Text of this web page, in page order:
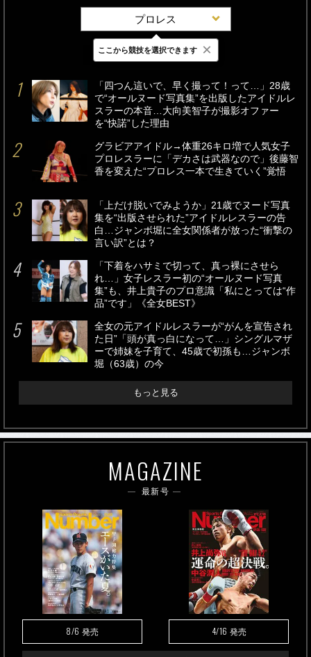
プロレス
最新 24時間 週間
「四つん這いで、早く撮って！って…」28歳
で“オールヌード写真集”を出版したアイドルレ
スラーの本音…大向美智子が撮影オファー
を“快諾”した理由
グラビアアイドル→体重26キロ増で人気女子
プロレスラーに「デカさは武器なので」後藤智
香を変えた“プロレス一本で生きていく”覚悟
「上だけ脱いでみようか」21歳でヌード写真
集を“出版させられた”アイドルレスラーの告
白…ジャンボ堀に全女関係者が放った“衝撃の
言い訳”とは？
「下着をハサミで切って、真っ裸にさせら
れ…」女子レスラー初の“オールヌード写真
集”も、井上貴子のプロ意識「私にとっては“作
品”です」《全女BEST》
全女の元アイドルレスラーが“がんを宣告され
た日”「頭が真っ白になって…」シングルマザ
ーで姉妹を子育て、45歳で初孫も…ジャンボ
堀（63歳）の今
もっと見る
MAGAZINE
最新号
8/6 発売 4/16 発売
ここから競技を選択できます ×